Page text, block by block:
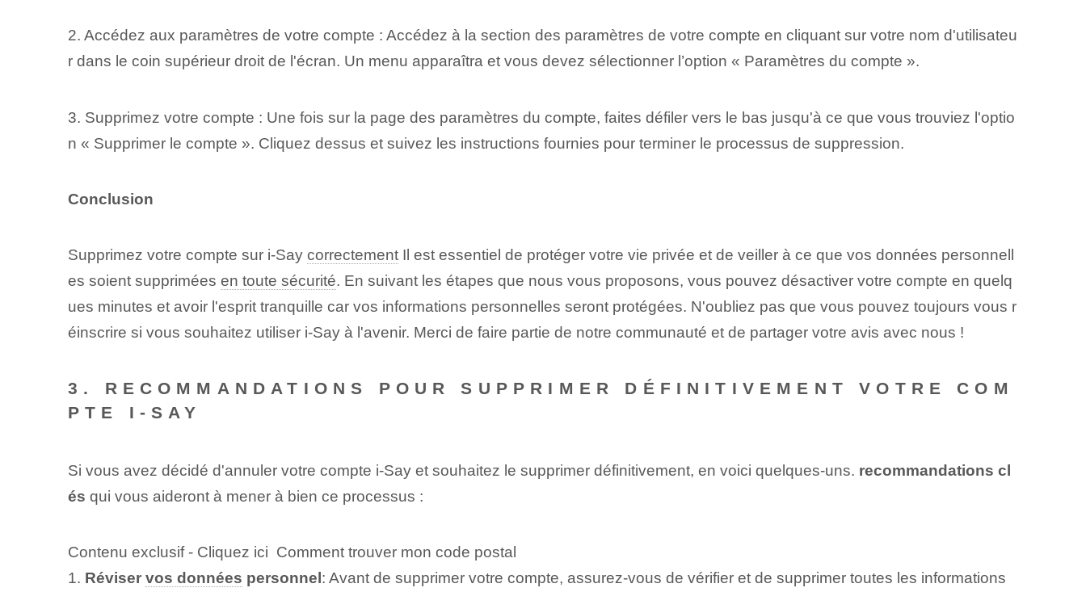
2. Accédez aux paramètres de votre compte : Accédez à la section des paramètres de votre compte en cliquant sur votre nom d'utilisateu
r dans le coin supérieur droit de l'écran. Un menu apparaîtra et vous devez sélectionner l’option « Paramètres du compte ».
3. Supprimez votre compte : Une fois sur la page des paramètres du compte, faites défiler vers le bas jusqu'à ce que vous trouviez l'optio
n « Supprimer le compte ». Cliquez dessus et suivez les instructions fournies pour terminer le processus de suppression.
Conclusion
Supprimez votre compte sur i-Say correctementIl est essentiel de protéger votre vie privée et de veiller à ce que vos données personnell
es soient supprimées en toute sécurité. En suivant les étapes que nous vous proposons, vous pouvez désactiver votre compte en quelq
ues minutes et avoir l'esprit tranquille car vos informations personnelles seront protégées. N'oubliez pas que vous pouvez toujours vous r
éinscrire si vous souhaitez utiliser i-Say à l'avenir. Merci de faire partie de notre communauté et de partager votre avis avec nous !
3. RECOMMANDATIONS POUR SUPPRIMER DÉFINITIVEMENT VOTRE COM
PTE I-SAY
Si vous avez décidé d'annuler votre compte i-Say et souhaitez le supprimer définitivement, en voici quelques-uns. recommandations cl
és qui vous aideront à mener à bien ce processus :
Contenu exclusif - Cliquez ici Comment trouver mon code postal
1. Réviser vos données personnel : Avant de supprimer votre compte, assurez-vous de vérifier et de supprimer toutes les informations